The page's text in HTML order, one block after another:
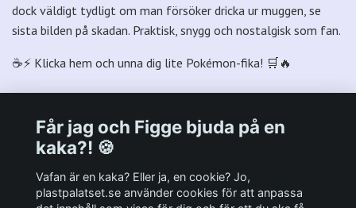
dock väldigt tydligt om man försöker dricka ur muggen, se
sista bilden på skadan. Praktisk, snygg och nostalgisk som fan.
☕⚡ Klicka hem och unna dig lite Pokémon-fika! 🛒🔥
Får jag och Figge bjuda på en
kaka?! 🍪
Vafan är en kaka? Eller ja, en cookie? Jo,
plastpalatset.se använder cookies för att anpassa